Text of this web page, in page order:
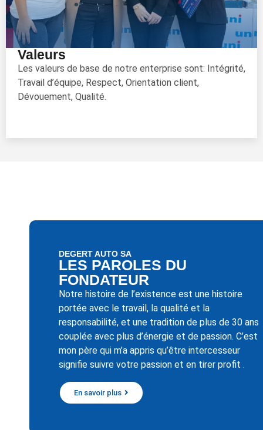
Valeurs
Les valeurs de base de notre enterprise sont: Intégrité,
Travail d’équipe, Respect, Orientation client,
Dévouement, Qualité.
DEGERT AUTO SA
LES PAROLES DU
FONDATEUR
Notre histoire de l’existence est une histoire
portée avec le travail, la qualité et la
responsabilité, et une tradition de plus de 30 ans
couplée avec plus d’énergie et de passion. C’est
mon père qui m’a appris qu’être intercesseur
signifie suivre votre passion et en tirer profit .
En savoir plus